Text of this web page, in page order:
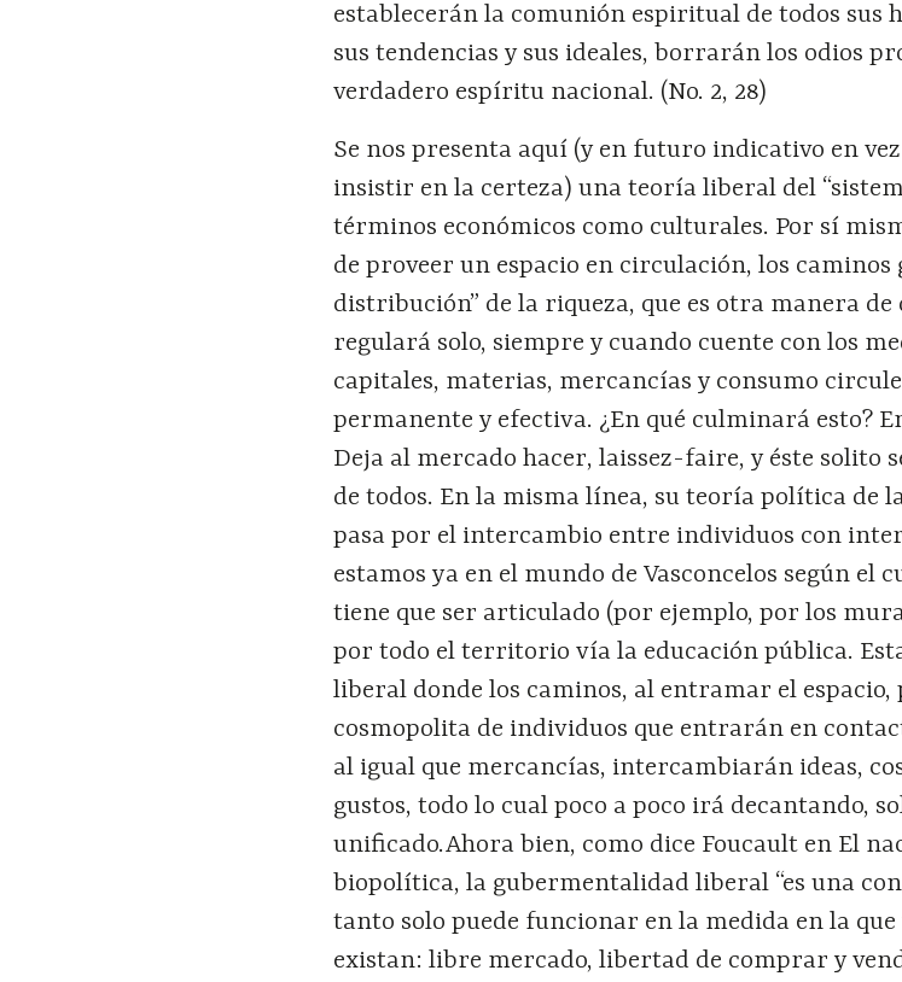
establecerán la comunión espiritual de todos sus
sus tendencias y sus ideales, borrarán los odios
verdadero espíritu nacional. (No. 2, 28)
Se nos presenta aquí (y en futuro indicativo en
insistir en la certeza) una teoría liberal del
términos económicos como culturales. Por sí
de proveer un espacio en circulación, los
distribución” de la riqueza, que es otra manera de
regulará solo, siempre y cuando cuente con los
capitales, materias, mercancías y consumo
permanente y efectiva. ¿En qué culminará esto?
Deja al mercado hacer, laissez-faire, y éste solito
de todos. En la misma línea, su teoría política de
pasa por el intercambio entre individuos con
estamos ya en el mundo de Vasconcelos según el
tiene que ser articulado (por ejemplo, por los
por todo el territorio vía la educación pública.
liberal donde los caminos, al entramar el
cosmopolita de individuos que entrarán en
al igual que mercancías, intercambiarán ideas,
gustos, todo lo cual poco a poco irá decantando,
unificado.Ahora bien, como dice Foucault en El
biopolítica, la gubermentalidad liberal “es una
tanto solo puede funcionar en la medida en la
existan: libre mercado, libertad de comprar y